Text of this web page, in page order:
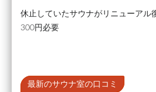
休止していたサウナがリニューアル
300円必要
最新のサウナ室の口コミ